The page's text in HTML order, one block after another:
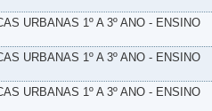
URBANAS 1º A 3º ANO - ENSINO
URBANAS 1º A 3º ANO - ENSINO
URBANAS 1º A 3º ANO - ENSINO